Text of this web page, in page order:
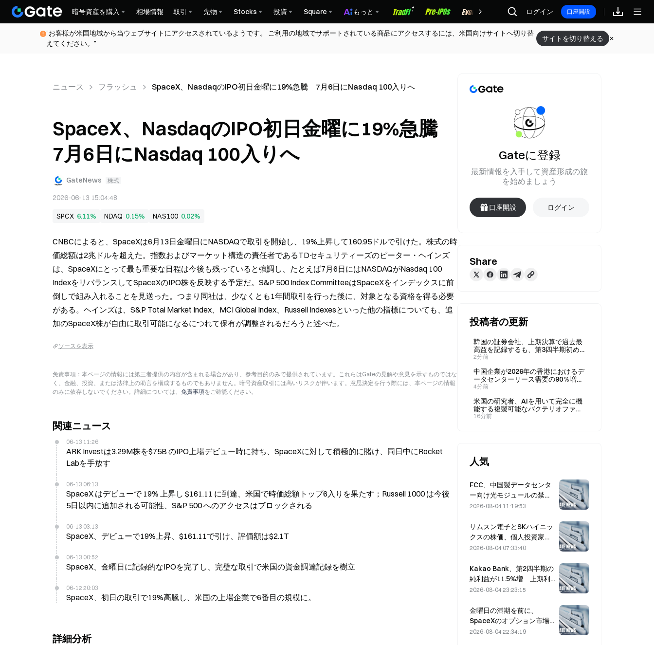
暗号資産を購入 相場情報 取引 先物 Stocks 投資 Square もっと 報酬 ログイン 口座開設
"お客様が米国地域から当ウェブサイトにアクセスされているようです。 ご利用の地域でサポートされている商品にアクセスするには、米国向けサイトへ切り替
えてください。"
サイトを切り替える
ニュース フラッシュ SpaceX、NasdaqのIPO初日金曜に19%急騰 7月6日にNasdaq 100入りへ
SpaceX、NasdaqのIPO初日金曜に19%急騰
7月6日にNasdaq 100入りへ
GateNews 株式
2026-06-13 15:04:48
SPCX 6.11% NDAQ 0.15% NAS100 0.02%
CNBCによると、SpaceXは6月13日金曜日にNASDAQで取引を開始し、19%上昇して160.95ドルで引けた。株式の時
価総額は2兆ドルを超えた。指数およびマーケット構造の責任者であるTDセキュリティーズのピーター・ヘインズ
は、SpaceXにとって最も重要な日程は今後も残っていると強調し、たとえば7月6日にはNASDAQがNasdaq 100
IndexをリバランスしてSpaceXのIPO株を反映する予定だ。S&P 500 Index CommitteeはSpaceXをインデックスに前
倒しで組み入れることを見送った。つまり同社は、少なくとも1年間取引を行った後に、対象となる資格を得る必要
がある。ヘインズは、S&P Total Market Index、MCI Global Index、Russell Indexesといった他の指標についても、追
加のSpaceX株が自由に取引可能になるにつれて保有が調整されるだろうと述べた。
ソースを表示
免責事項：本ページの情報には第三者提供の内容が含まれる場合があり、参考目的のみで提供されています。これらはGateの見解や意見を示すものではな
く、金融、投資、または法律上の助言を構成するものでもありません。暗号資産取引には高いリスクが伴います。意思決定を行う際には、本ページの情報
のみに依存しないでください。詳細については、 免責事項をご確認ください。
関連ニュース
06-13 11:26
ARK Investは3.29M株を$75B のIPO上場デビュー時に持ち、SpaceXに対して積極的に賭け、同日中にRocket
Labを手放す
06-13 06:13
SpaceX はデビューで 19% 上昇し $161.11 に到達、米国で時価総額トップ6入りを果たす；Russell 1000 は今後
5日以内に追加される可能性、S&P 500 へのアクセスはブロックされる
06-13 03:13
SpaceX、デビューで19%上昇、$161.11で引け、評価額は$2.1T
06-13 00:52
SpaceX、金曜日に記録的なIPOを完了し、完璧な取引で米国の資金調達記録を樹立
06-12 20:03
SpaceX、初日の取引で19%高騰し、米国の上場企業で6番目の規模に。
詳細分析
Gateに登録
最新情報を入手して資産形成の旅
を始めましょう
口座開設 ログイン
Share
投稿者の更新
韓国の証券会社、上期決算で過去最
高益を記録するも、第3四半期初め
以降の取引高は半減
2分前
中国企業が2026年の香港におけるデ
ータセンターリース需要の90％増を
牽引
4分前
米国の研究者、AIを用いて完全に機
能する複製可能なバクテリオファー
ジを設計
16分前
人気
FCC、中国製データセンタ
ー向け光モジュールの禁止
案を策定、Xinyuanは27%
る可能性
2026-08-04 11:19:53
サムスン電子とSKハイニッ
クスの株価、個人投資家の
買いで5％安から回復
2026-08-04 07:33:40
Kakao Bank、第2四半期の
純利益が11.5%増 上期利
益は過去最高を記録
2026-08-04 23:23:15
金曜日の満期を前に、
SpaceXのオプション市場
で権利行使価格330ドルの
2026-08-04 22:34:19